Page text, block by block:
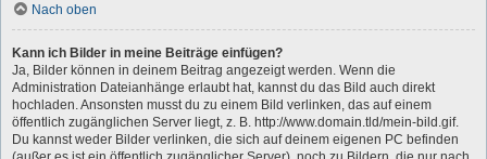
Nach oben
Kann ich Bilder in meine Beiträge einfügen?
Ja, Bilder können in deinem Beitrag angezeigt werden. Wenn die
Administration Dateianhänge erlaubt hat, kannst du das Bild auch direkt
hochladen. Ansonsten musst du zu einem Bild verlinken, das auf einem
öffentlich zugänglichen Server liegt, z. B. http://www.domain.tld/mein-bild.gif.
Du kannst weder Bilder verlinken, die sich auf deinem eigenen PC befinden